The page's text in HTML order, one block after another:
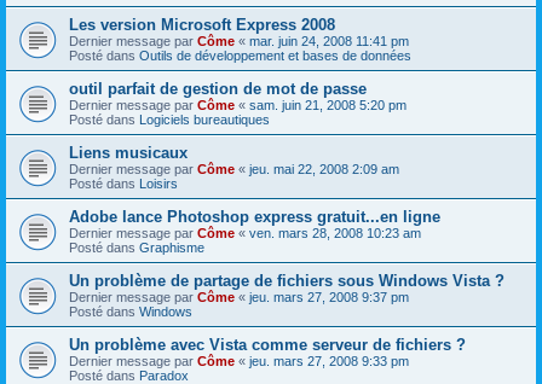
Les version Microsoft Express 2008
Dernier message par Côme « mar. juin 24, 2008 11:41 pm
Posté dans Outils de développement et bases de données
outil parfait de gestion de mot de passe
Dernier message par Côme « sam. juin 21, 2008 5:20 pm
Posté dans Logiciels bureautiques
Liens musicaux
Dernier message par Côme « jeu. mai 22, 2008 2:09 am
Posté dans Loisirs
Adobe lance Photoshop express gratuit...en ligne
Dernier message par Côme « ven. mars 28, 2008 10:23 am
Posté dans Graphisme
Un problème de partage de fichiers sous Windows Vista ?
Dernier message par Côme « jeu. mars 27, 2008 9:37 pm
Posté dans Windows
Un problème avec Vista comme serveur de fichiers ?
Dernier message par Côme « jeu. mars 27, 2008 9:33 pm
Posté dans Paradox